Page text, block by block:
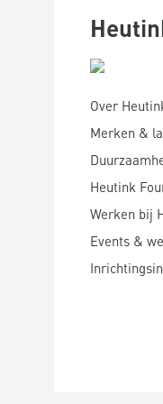
Over
Merken &
Heutink
Werken bij
Events &